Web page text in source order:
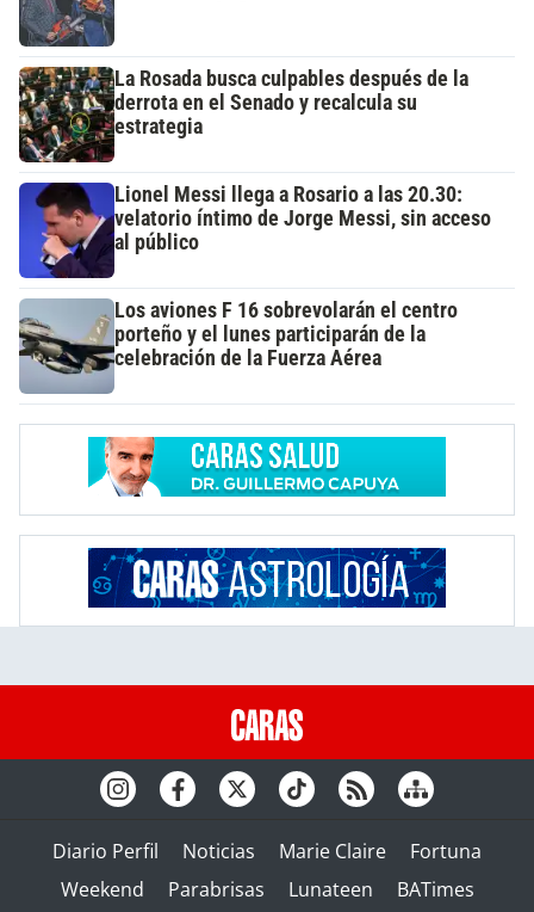
La Rosada busca culpables después de la
derrota en el Senado y recalcula su
estrategia
Lionel Messi llega a Rosario a las 20.30:
velatorio íntimo de Jorge Messi, sin acceso
al público
Los aviones F 16 sobrevolarán el centro
porteño y el lunes participarán de la
celebración de la Fuerza Aérea
Diario Perfil Noticias Marie Claire
Fortuna
Weekend
Parabrisas Lunateen BATimes